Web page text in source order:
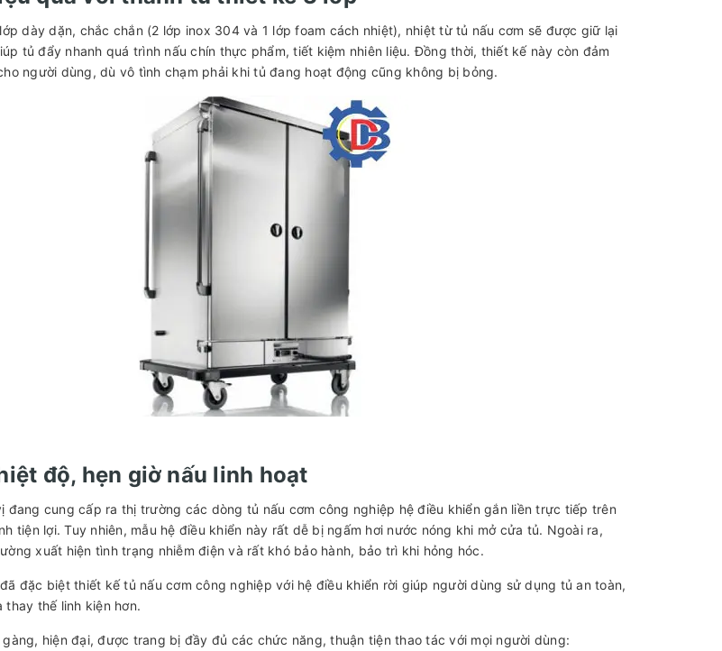
dày dặn, chắc chắn (2 lớp inox 304 và 1 lớp foam cách nhiệt), nhiệt từ tủ nấu cơm sẽ được giữ lại
tủ đẩy nhanh quá trình nấu chín thực phẩm, tiết kiệm nhiên liệu. Đồng thời, thiết kế này còn đảm
người dùng, dù vô tình chạm phải khi tủ đang hoạt động cũng không bị bỏng.
độ, hẹn giờ nấu linh hoạt
đang cung cấp ra thị trường các dòng tủ nấu cơm công nghiệp hệ điều khiển gắn liền trực tiếp trên
tiện lợi. Tuy nhiên, mẫu hệ điều khiển này rất dễ bị ngấm hơi nước nóng khi mở cửa tủ. Ngoài ra,
xuất hiện tình trạng nhiễm điện và rất khó bảo hành, bảo trì khi hỏng hóc.
đặc biệt thiết kế tủ nấu cơm công nghiệp với hệ điều khiển rời giúp người dùng sử dụng tủ an toàn,
thay thế linh kiện hơn.
gàng, hiện đại, được trang bị đầy đủ các chức năng, thuận tiện thao tác với mọi người dùng: